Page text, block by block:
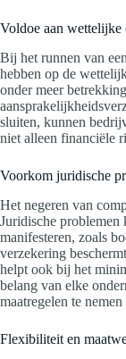
Voldoe aan wettelijke
Bij het runnen van
hebben op de
onder meer
sluiten, kunnen
niet alleen financiële
Voorkom juridische
Het negeren van
Juridische
manifesteren, zoals
verzekering
helpt ook bij het
belang van elke
maatregelen te
Flexibiliteit en